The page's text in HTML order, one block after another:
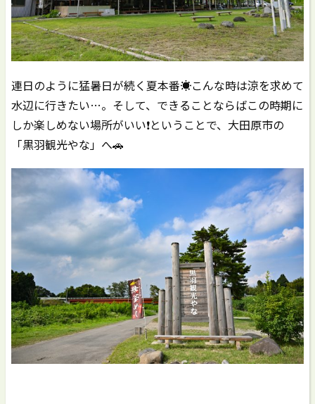
連日のように猛暑日が続く夏本番☀こんな時は涼を求めて
水辺に行きたい…。そして、できることならばこの時期に
しか楽しめない場所がいい❗️ということで、大田原市の
「黒羽観光やな」へ🚗